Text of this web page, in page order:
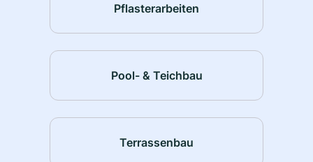
Pflasterarbeiten
Pool- & Teichbau
Terrassenbau